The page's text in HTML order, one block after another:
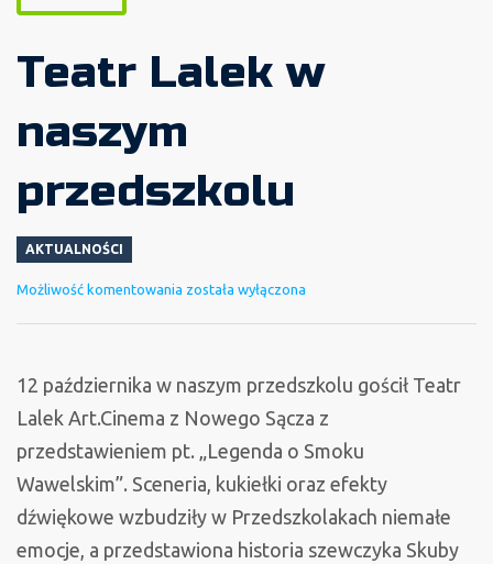
Teatr Lalek w
naszym
przedszkolu
AKTUALNOŚCI
Możliwość komentowania Teatr
naszym
przedszkolu
została wyłączona
12 października w naszym przedszkolu gościł Teatr
Lalek Art.Cinema z Nowego Sącza z
przedstawieniem pt. „Legenda o Smoku
Wawelskim”. Sceneria, kukiełki oraz efekty
dźwiękowe wzbudziły w Przedszkolakach niemałe
emocje, a przedstawiona historia szewczyka Skuby